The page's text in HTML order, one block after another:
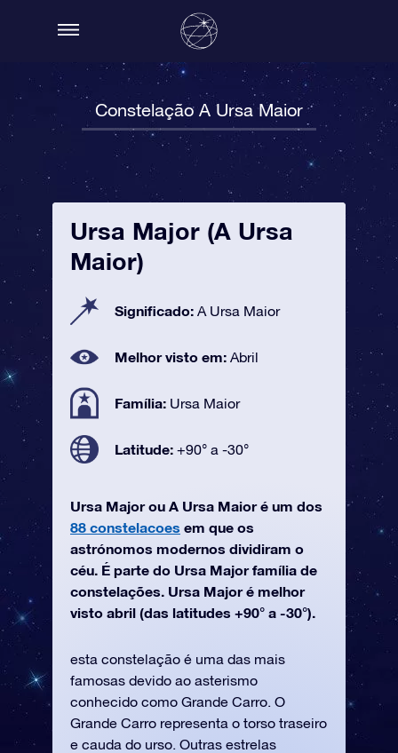
Constelação A Ursa Maior
Ursa Major (A Ursa
Maior)
Significado: A Ursa Maior
Melhor visto em: Abril
Família: Ursa Maior
Latitude: +90° a -30°
Ursa Major ou A Ursa Maior é um dos
88 constelacoes em que os
astrónomos modernos dividiram o
céu. É parte do Ursa Major família de
constelações. Ursa Major é melhor
visto abril (das latitudes +90° a -30°).
esta constelação é uma das mais
famosas devido ao asterismo
conhecido como Grande Carro. O
Grande Carro representa o torso traseiro
e cauda do urso. Outras estrelas